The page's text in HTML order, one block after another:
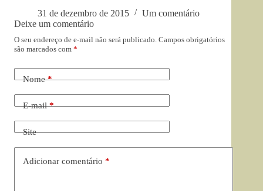
31 de dezembro de 2015
Um comentário
Deixe um comentário
O seu endereço de e-mail não será publicado. Campos obrigatórios
são marcados com *
Nome*
E-mail*
Site
Adicionar comentário *